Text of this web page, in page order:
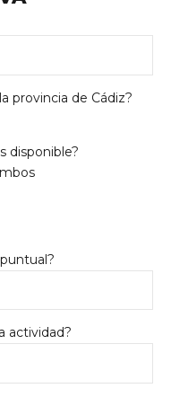
provincia de Cádiz?
disponible?
actividad?